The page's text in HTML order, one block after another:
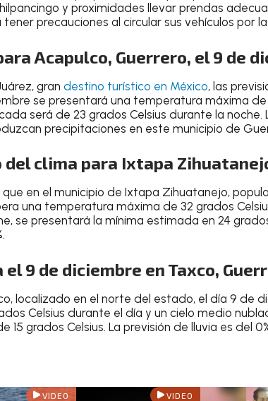
y proximidades llevar prendas
precauciones al circular sus vehículos por
Acapulco, Guerrero, el 9 de
, gran destino turístico en México, las
se presentará una temperatura máxima de
será de 23 grados Celsius durante la noche.
precipitaciones en este municipio de
del clima para Ixtapa
en el municipio de Ixtapa Zihuatanejo,
una temperatura máxima de 32 grados
se presentará la mínima estimada en 24
.
9 de diciembre en Taxco,
, localizado en el norte del estado, el día 9 de
Celsius durante el día y un cielo medio
15 grados Celsius. La previsión de lluvia es del
VIDEO VIDEO